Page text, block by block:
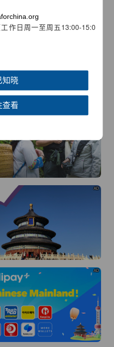
万公里海岸线
AD
AD
工作日周一至周五13:00-15:0
知晓
查看